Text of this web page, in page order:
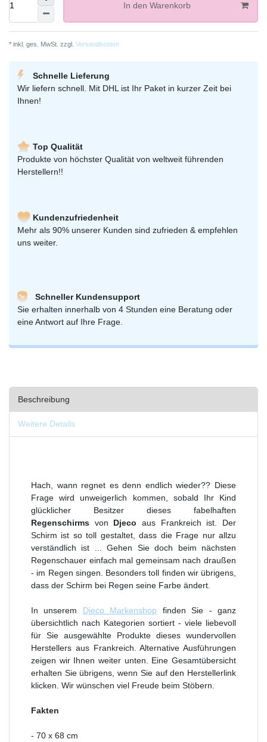
In den Warenkorb
* inkl. ges. MwSt. zzgl. Versandkosten
Schnelle Lieferung
Wir liefern schnell. Mit DHL ist Ihr Paket in kurzer Zeit bei
Ihnen!
Top Qualität
Produkte von höchster Qualität von weltweit führenden
Herstellern!!
Kundenzufriedenheit
Mehr als 90% unserer Kunden sind zufrieden & empfehlen
uns weiter.
Schneller Kundensupport
Sie erhalten innerhalb von 4 Stunden eine Beratung oder
eine Antwort auf Ihre Frage.
Beschreibung
Weitere Details
Hach, wann regnet es denn endlich wieder?? Diese
Frage wird unweigerlich kommen, sobald Ihr Kind
glücklicher Besitzer dieses fabelhaften
Regenschirms von Djeco aus Frankreich ist. Der
Schirm ist so toll gestaltet, dass die Frage nur allzu
verständlich ist ... Gehen Sie doch beim nächsten
Regenschauer einfach mal gemeinsam nach draußen
- im Regen singen. Besonders toll finden wir übrigens,
dass der Schirm bei Regen seine Farbe ändert.
In unserem Djeco Markenshop finden Sie - ganz
übersichtlich nach Kategorien sortiert - viele liebevoll
für Sie ausgewählte Produkte dieses wundervollen
Herstellers aus Frankreich. Alternative Ausführungen
zeigen wir Ihnen weiter unten. Eine Gesamtübersicht
erhalten Sie übrigens, wenn Sie auf den Herstellerlink
klicken. Wir wünschen viel Freude beim Stöbern.
Fakten
- 70 x 68 cm